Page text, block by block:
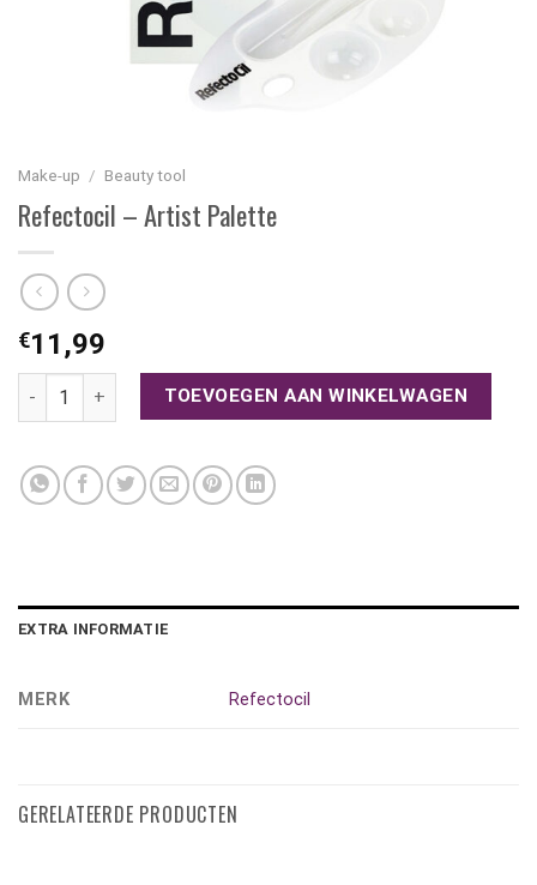
Make-up / Beauty tool
Refectocil – Artist Palette
€11,99
Refectocil - Artist Palette aantalTOEVOEGEN AAN WINKELWAGEN
EXTRA INFORMATIE
MERK Refectocil
GERELATEERDE PRODUCTEN